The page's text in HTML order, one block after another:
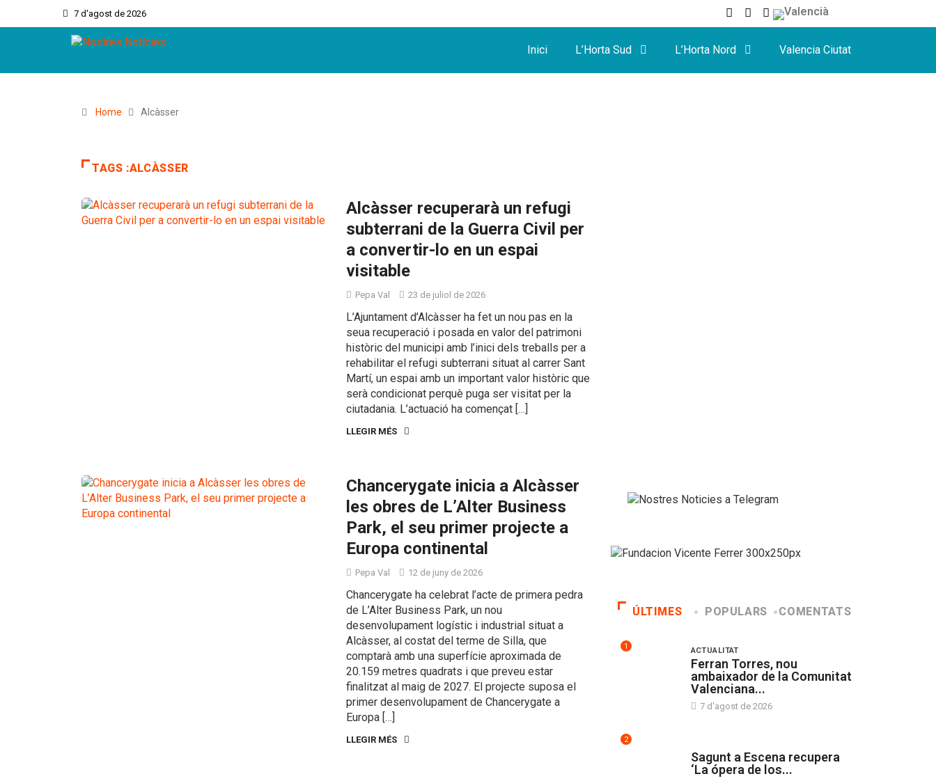
7 d'agost de 2026
Inici L’Horta Sud L’Horta Nord Valencia Ciutat
Home Alcàsser
TAGS :ALCÀSSER
Alcàsser recuperarà un refugi
subterrani de la Guerra Civil per
a convertir-lo en un espai
visitable
Pepa Val 23 de juliol de 2026
L’Ajuntament d’Alcàsser ha fet un nou pas en la
seua recuperació i posada en valor del patrimoni
històric del municipi amb l’inici dels treballs per a
rehabilitar el refugi subterrani situat al carrer Sant
Martí, un espai amb un important valor històric que
serà condicionat perquè puga ser visitat per la
ciutadania. L’actuació ha començat […]
LLEGIR MÉS
Chancerygate inicia a Alcàsser
les obres de L’Alter Business
Park, el seu primer projecte a
Europa continental
Pepa Val 12 de juny de 2026
Chancerygate ha celebrat l’acte de primera pedra
de L’Alter Business Park, un nou
desenvolupament logístic i industrial situat a
Alcàsser, al costat del terme de Silla, que
comptarà amb una superfície aproximada de
20.159 metres quadrats i que preveu estar
finalitzat al maig de 2027. El projecte suposa el
primer desenvolupament de Chancerygate a
Europa […]
LLEGIR MÉS
ÚLTIMES POPULARS COMENTATS
1 ACTUALITAT
Ferran Torres, nou
ambaixador de la Comunitat
Valenciana...
7 d'agost de 2026
2
Sagunt a Escena recupera
‘La ópera de los...